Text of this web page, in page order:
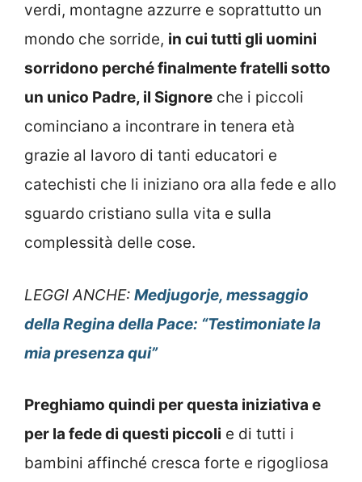
verdi, montagne azzurre e soprattutto un
mondo che sorride, in cui tutti gli uomini
sorridono perché finalmente fratelli sotto
un unico Padre, il Signore che i piccoli
cominciano a incontrare in tenera età
grazie al lavoro di tanti educatori e
catechisti che li iniziano ora alla fede e allo
sguardo cristiano sulla vita e sulla
complessità delle cose.
LEGGI ANCHE: Medjugorje, messaggio
della Regina della Pace: “Testimoniate la
mia presenza qui”
Preghiamo quindi per questa iniziativa e
per la fede di questi piccoli e di tutti i
bambini affinché cresca forte e rigogliosa